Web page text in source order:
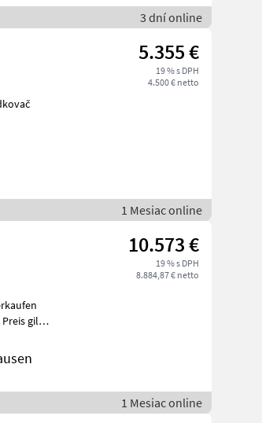
3 dní online
5.355 €
19 % s DPH
4.500 € netto
1 Mesiac online
10.573 €
19 % s DPH
8.884,87 € netto
1 Mesiac online